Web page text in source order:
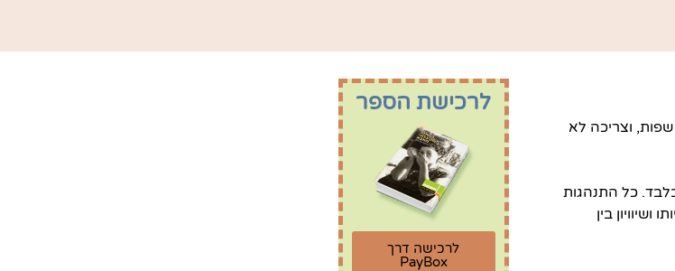
ממונה העומדת בפני תלונה או מידע אודות 'הטרדה מינית', מתמודדת עם התנגשות של 3 שפות, וצריכה לא
כוללת 6 התנהגויות אסורות בלבד. כל התנהגות
בין
לרכישת הספר
לרכישה דרך
PayBox